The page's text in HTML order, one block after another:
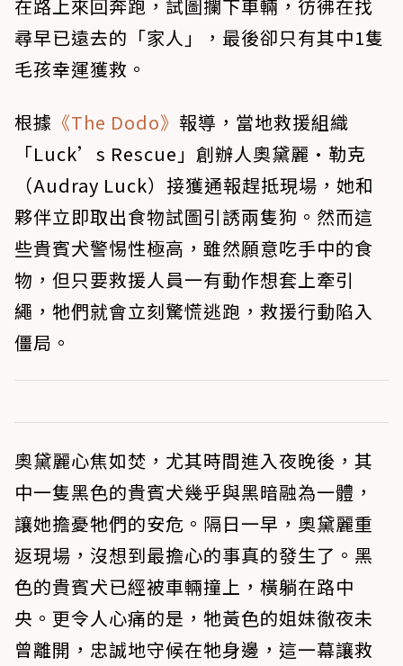
在路上來回奔跑，試圖攔下車輛，彷彿在找
尋早已遠去的「家人」，最後卻只有其中1隻
毛孩幸運獲救。
根據 《The Dodo》 報導，當地救援組織
「Luck’s Rescue」創辦人奧黛麗·勒克
（Audray Luck）接獲通報趕抵現場，她和
夥伴立即取出食物試圖引誘兩隻狗。然而這
些貴賓犬警惕性極高，雖然願意吃手中的食
物，但只要救援人員一有動作想套上牽引
繩，牠們就會立刻驚慌逃跑，救援行動陷入
僵局。
奧黛麗心焦如焚，尤其時間進入夜晚後，其
中一隻黑色的貴賓犬幾乎與黑暗融為一體，
讓她擔憂牠們的安危。隔日一早，奧黛麗重
返現場，沒想到最擔心的事真的發生了。黑
色的貴賓犬已經被車輛撞上，橫躺在路中
央。更令人心痛的是，牠黃色的姐妹徹夜未
曾離開，忠誠地守候在牠身邊，這一幕讓救